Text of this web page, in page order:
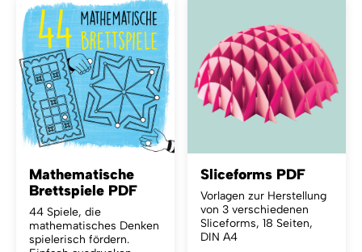
Mathematische
Brettspiele PDF
44 Spiele, die
mathematisches Denken
spielerisch fördern.
Sliceforms PDF
Vorlagen zur Herstellung
von 3 verschiedenen
Sliceforms, 18 Seiten,
DIN A4